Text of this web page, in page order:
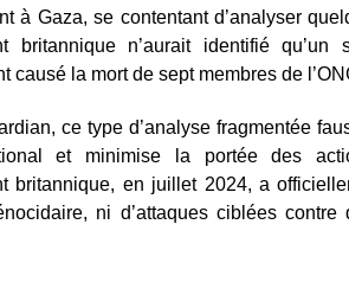
à Gaza, se contentant d’analyser
britannique n’aurait identifié
causé la mort de sept membres de
ce type d’analyse fragmentée
et minimise la portée des
britannique, en juillet 2024, a
ni d’attaques ciblées